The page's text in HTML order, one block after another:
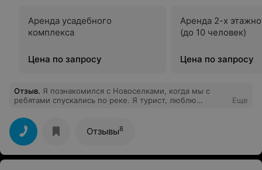
Аренда усадебного
комплекса
Цена по запросу
Аренда 2-х
(до 10 человек)
Цена по запросу
Отзыв. Я познакомился с Новоселками, когда мы с
ребятами спускались по реке. Я турист, люблю
мы проплывали рядом с этим удивительным местом
и… просто поплыли дальше! Ночлег в этом местечке
не был предусмотрен. А так хотелось там
остановиться! Ну что? Я решил исправить ситуацию))
Неделю спустя я вернулся сюда с семьей. Это был
Еще
Отзывы8